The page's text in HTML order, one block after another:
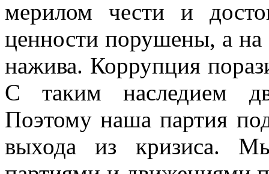
мерилом чести и
ценности порушены, а на
нажива. Коррупция
С таким наследием
Поэтому наша партия
выхода из кризиса.